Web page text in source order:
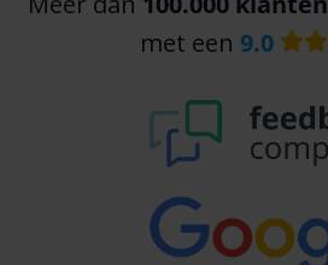
met een 9.0